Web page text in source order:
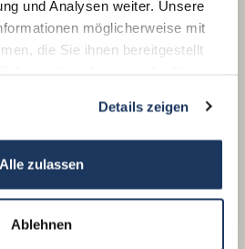
und Analysen weiter. Unsere
möglicherweise mit
die Sie ihnen bereitgestellt
Details zeigen
Alle zulassen
Ablehnen